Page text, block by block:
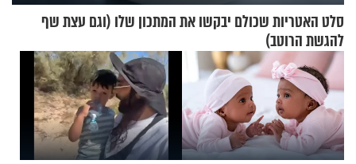
סלט האטריות שכולם יבקשו את המתכון שלו (וגם עצת שף
להגשת הרוטב)